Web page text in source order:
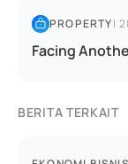
PROPERTY|
Facing
BERITA TERKAIT